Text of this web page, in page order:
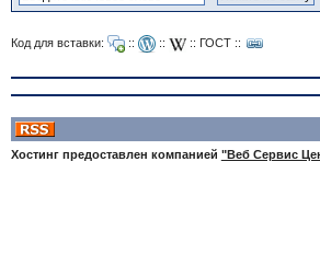
Код для вставки: :: :: :: ГОСТ::
Хостинг предоставлен компанией "Веб Сервис